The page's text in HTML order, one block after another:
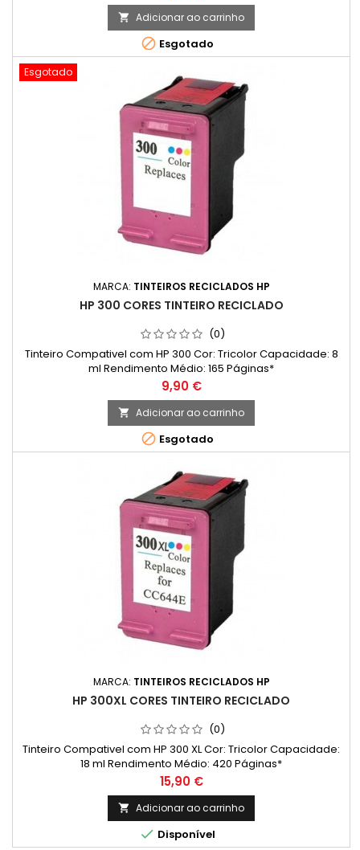
 Adicionar ao carrinho
 Esgotado
Esgotado
MARCA: TINTEIROS RECICLADOS HP
HP 300 CORES TINTEIRO RECICLADO
(0)
Tinteiro Compativel com HP 300 Cor: Tricolor Capacidade: 8
ml Rendimento Médio: 165 Páginas*
Preço
9,90 €
 Adicionar ao carrinho
 Esgotado
MARCA: TINTEIROS RECICLADOS HP
HP 300XL CORES TINTEIRO RECICLADO
(0)
Tinteiro Compativel com HP 300 XL Cor: Tricolor Capacidade:
18 ml Rendimento Médio: 420 Páginas*
Preço
15,90 €
 Adicionar ao carrinho
 Disponível